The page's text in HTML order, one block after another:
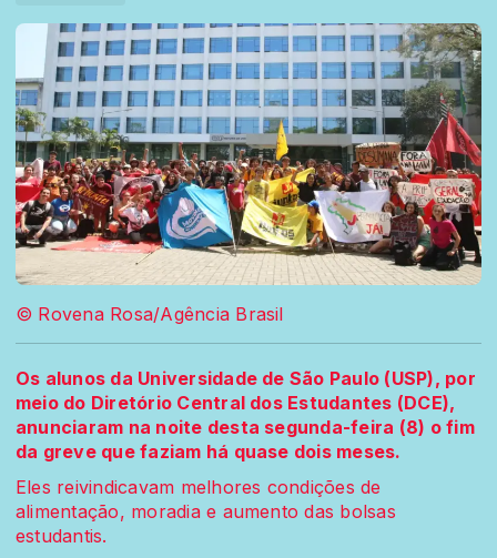
© Rovena Rosa/Agência Brasil
Os alunos da Universidade de São Paulo (USP), por
meio do Diretório Central dos Estudantes (DCE),
anunciaram na noite desta segunda-feira (8) o fim
da greve que faziam há quase dois meses.
Eles reivindicavam melhores condições de
alimentação, moradia e aumento das bolsas
estudantis.